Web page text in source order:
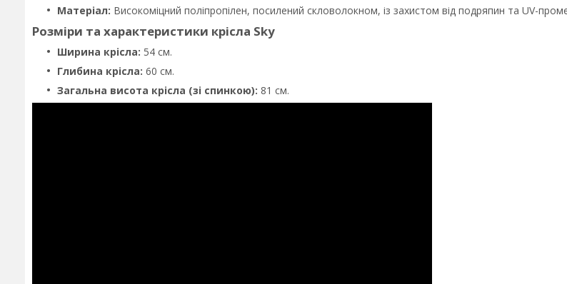
Матеріал: Високоміцний поліпропілен, посилений скловолокном, із захистом від подряпин та UV-
Розміри та характеристики крісла Sky
Ширина крісла: 54 см.
Глибина крісла: 60 см.
Загальна висота крісла (зі спинкою): 81 см.